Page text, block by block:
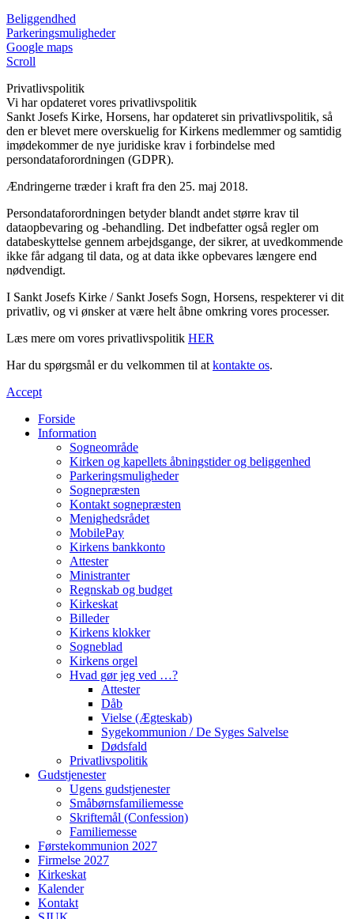
Beliggendhed
Parkeringsmuligheder
Google maps
Scroll
Privatlivspolitik
Vi har opdateret vores privatlivspolitik
Sankt Josefs Kirke, Horsens, har opdateret sin privatlivspolitik, så
den er blevet mere overskuelig for Kirkens medlemmer og samtidig
imødekommer de nye juridiske krav i forbindelse med
persondataforordningen (GDPR).
Ændringerne træder i kraft fra den 25. maj 2018.
Persondataforordningen betyder blandt andet større krav til
dataopbevaring og -behandling. Det indbefatter også regler om
databeskyttelse gennem arbejdsgange, der sikrer, at uvedkommende
ikke får adgang til data, og at data ikke opbevares længere end
nødvendigt.
I Sankt Josefs Kirke / Sankt Josefs Sogn, Horsens, respekterer vi dit
privatliv, og vi ønsker at være helt åbne omkring vores processer.
Læs mere om vores privatlivspolitik HER
Har du spørgsmål er du velkommen til atkontakte os.
Accept
Forside
Information
Sogneområde
Kirken og kapellets åbningstider og beliggenhed
Parkeringsmuligheder
Sognepræsten
Kontakt sognepræsten
Menighedsrådet
MobilePay
Kirkens bankkonto
Attester
Ministranter
Regnskab og budget
Kirkeskat
Billeder
Kirkens klokker
Sogneblad
Kirkens orgel
Hvad gør jeg ved …?
Attester
Dåb
Vielse (Ægteskab)
Sygekommunion / De Syges Salvelse
Dødsfald
Privatlivspolitik
Gudstjenester
Ugens gudstjenester
Småbørnsfamiliemesse
Skriftemål (Confession)
Familiemesse
Førstekommunion 2027
Firmelse 2027
Kirkeskat
Kalender
Kontakt